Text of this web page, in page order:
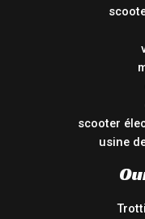
scooter
usine